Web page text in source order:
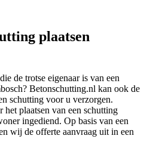
plaatsen
de trotse eigenaar is van een
Betonschutting.nl kan ook de
schutting voor u verzorgen.
plaatsen van een schutting
ingediend. Op basis van een
wij de offerte aanvraag uit in een